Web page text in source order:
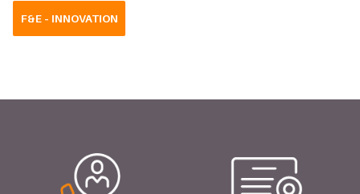
F&E – INNOVATION